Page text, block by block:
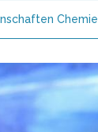
Chemie